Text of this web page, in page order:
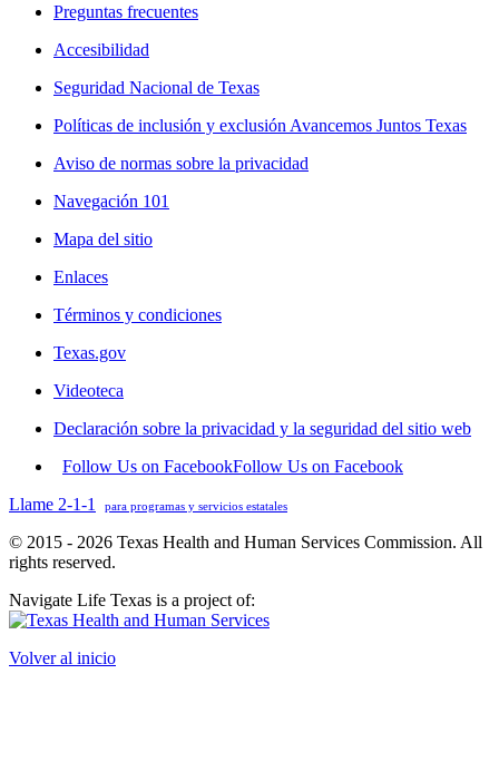
Preguntas frecuentes
Accesibilidad
Seguridad Nacional de Texas
Políticas de inclusión y exclusión Avancemos Juntos Texas
Aviso de normas sobre la privacidad
Navegación 101
Mapa del sitio
Enlaces
Términos y condiciones
Texas.gov
Videoteca
Declaración sobre la privacidad y la seguridad del sitio web
Follow Us on FacebookFollow Us on Facebook
Llame 2-1-1
para programas y servicios estatales
© 2015 - 2026 Texas Health and Human Services Commission. All
rights reserved.
Navigate Life Texas is a project of:
Volver al inicio